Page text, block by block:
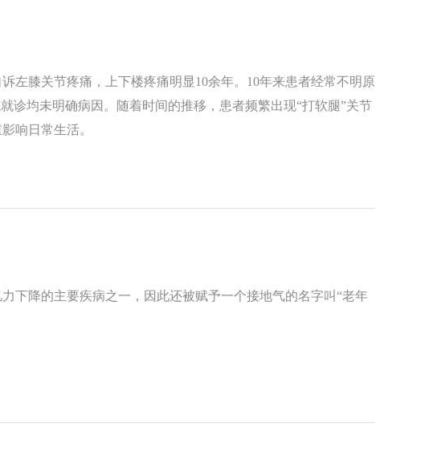
左膝关节疼痛，上下楼疼痛明显10余年。10年来患者经常不明原
诊均未明确病因。随着时间的推移，患者频繁出现“打软腿”关节
响日常生活。
下降的主要疾病之一，因此还被赋予一个接地气的名字叫“老年